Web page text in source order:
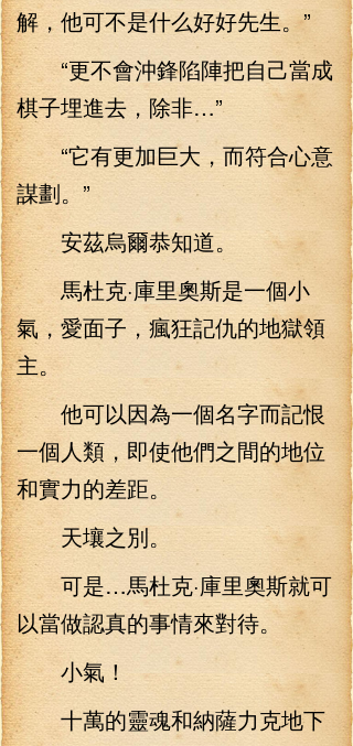
解，他可不是什么好好先生。”
“更不會沖鋒陷陣把自己當成
棋子埋進去，除非…”
“它有更加巨大，而符合心意
謀劃。”
安茲烏爾恭知道。
馬杜克·庫里奧斯是一個小
氣，愛面子，瘋狂記仇的地獄領
主。
他可以因為一個名字而記恨
一個人類，即使他們之間的地位
和實力的差距。
天壤之別。
可是…馬杜克·庫里奧斯就可
以當做認真的事情來對待。
小氣！
十萬的靈魂和納薩力克地下